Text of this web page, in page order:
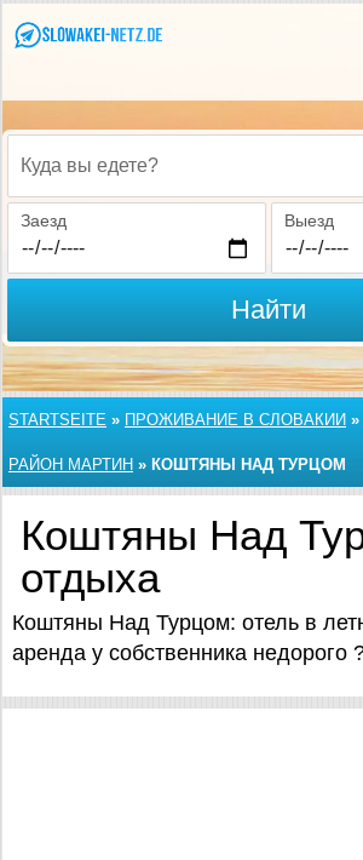
Куда вы едете?
Заезд Выезд
Найти
STARTSEITE » ПРОЖИВАНИЕ В СЛОВАКИИ »
РАЙОН МАРТИН » КОШТЯНЫ НАД ТУРЦОМ
Коштяны Над
отдыха
Коштяны Над Турцом: отель в
аренда у собственника недорого